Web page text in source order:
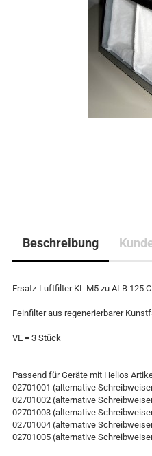
Beschreibung
Ersatz-Luftfilter KL M5 zu ALB 125
Feinfilter aus regenerierbarer
VE = 3 Stück
Passend für Geräte mit Helios
02701001 (alternative
02701002 (alternative
02701003 (alternative
02701004 (alternative
02701005 (alternative